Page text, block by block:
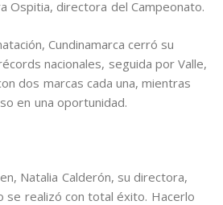
Ospitia, directora del Campeonato.
Cundinamarca cerró su
nacionales, seguida por Valle,
dos marcas cada una, mientras
en una oportunidad.
Natalia Calderón, su directora,
se realizó con total éxito. Hacerlo